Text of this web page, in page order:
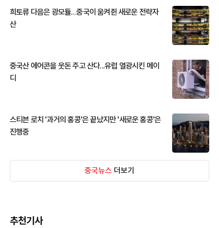
희토류 다음은 광모듈…중국이 움켜쥔 새로운 전략자
산
중국산 에어콘을 웃돈 주고 산다...유럽 열광시킨 메이
디
스티븐 로치 '과거의 홍콩'은 끝났지만 '새로운 홍콩'은
진행중
중국뉴스 더보기
추천기사